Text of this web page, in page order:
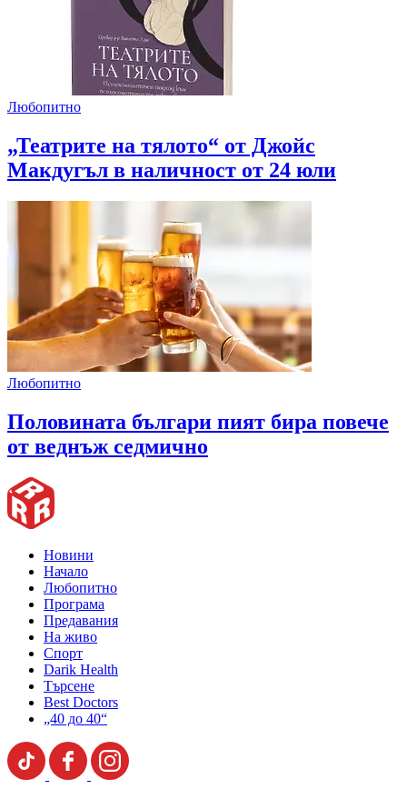
Любопитно
„Театрите на тялото“ от Джойс
Макдугъл в наличност от 24 юли
Любопитно
Половината българи пият бира повече
от веднъж седмично
Новини
Начало
Любопитно
Програма
Предавания
На живо
Спорт
Darik Health
Търсене
Best Doctors
„40 до 40“